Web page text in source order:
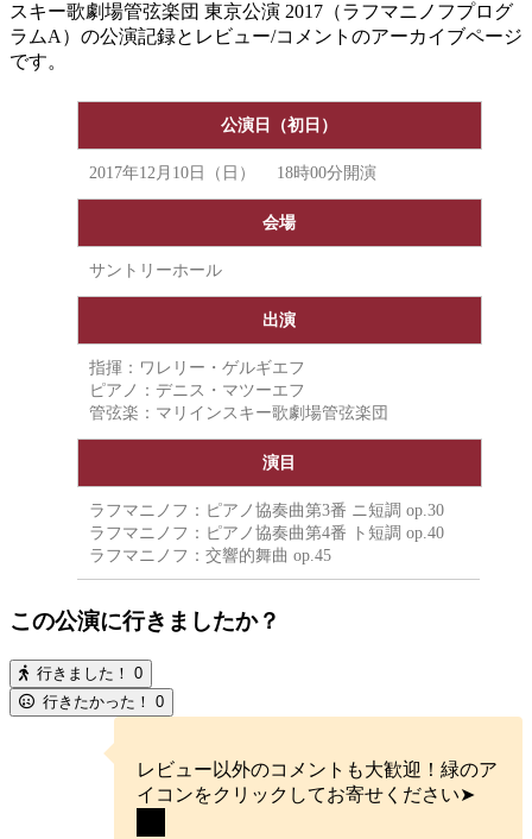
スキー歌劇場管弦楽団 東京公演 2017（ラフマニノフプログ
ラムA）の公演記録とレビュー/コメントのアーカイブページ
です。
公演日（初日）
2017年12月10日（日） 18時00分開演
会場
サントリーホール
出演
指揮：ワレリー・ゲルギエフ
ピアノ：デニス・マツーエフ
管弦楽：マリインスキー歌劇場管弦楽団
演目
ラフマニノフ：ピアノ協奏曲第3番 ニ短調 op.30
ラフマニノフ：ピアノ協奏曲第4番 ト短調 op.40
ラフマニノフ：交響的舞曲 op.45
この公演に行きましたか？
行きました！ 0
行きたかった！ 0
レビュー以外のコメントも大歓迎！緑のア
イコンをクリックしてお寄せください➤